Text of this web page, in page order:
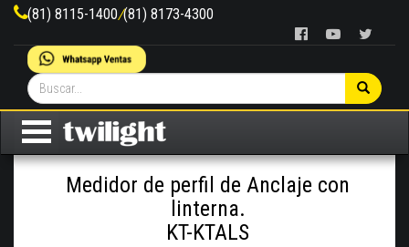
(81) 8115-1400/(81) 8173-4300
Medidor de perfil de Anclaje con
linterna.
KT-KTALS